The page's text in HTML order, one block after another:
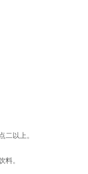
二以上。
料。